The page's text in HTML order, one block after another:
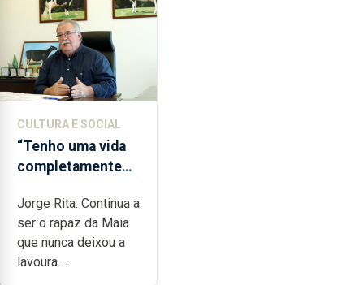
CULTURA E SOCIAL
“Tenho uma vida
completamente
dedicação, gosto
e muita paixão”
Jorge Rita. Continua a
ser o rapaz da Maia
que nunca deixou a
lavoura....